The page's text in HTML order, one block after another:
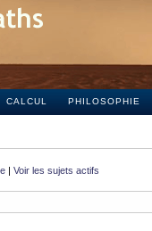
CALCUL PHILOSOPHIE
| Voir les sujets actifs